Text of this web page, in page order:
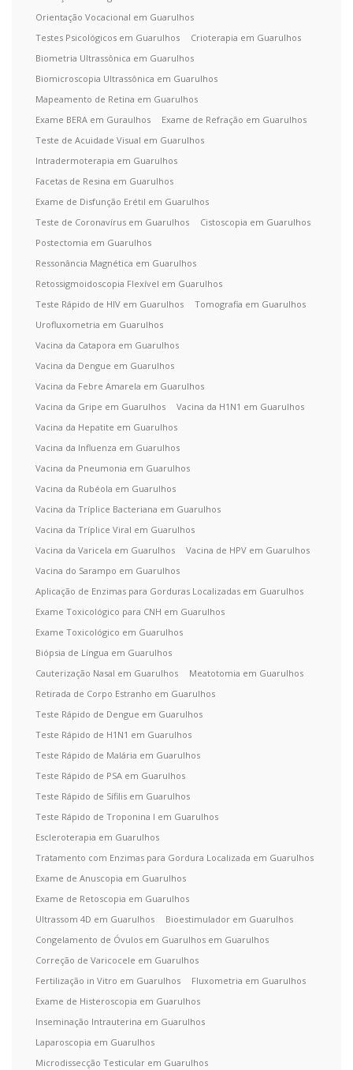
Orientação Vocacional em Guarulhos
Testes Psicológicos em Guarulhos
Crioterapia em Guarulhos
Biometria Ultrassônica em Guarulhos
Biomicroscopia Ultrassônica em Guarulhos
Mapeamento de Retina em Guarulhos
Exame BERA em Guraulhos
Exame de Refração em Guarulhos
Teste de Acuidade Visual em Guarulhos
Intradermoterapia em Guarulhos
Facetas de Resina em Guarulhos
Exame de Disfunção Erétil em Guarulhos
Teste de Coronavírus em Guarulhos
Cistoscopia em Guarulhos
Postectomia em Guarulhos
Ressonância Magnética em Guarulhos
Retossigmoidoscopia Flexível em Guarulhos
Teste Rápido de HIV em Guarulhos
Tomografia em Guarulhos
Urofluxometria em Guarulhos
Vacina da Catapora em Guarulhos
Vacina da Dengue em Guarulhos
Vacina da Febre Amarela em Guarulhos
Vacina da Gripe em Guarulhos
Vacina da H1N1 em Guarulhos
Vacina da Hepatite em Guarulhos
Vacina da Influenza em Guarulhos
Vacina da Pneumonia em Guarulhos
Vacina da Rubéola em Guarulhos
Vacina da Tríplice Bacteriana em Guarulhos
Vacina da Tríplice Viral em Guarulhos
Vacina da Varicela em Guarulhos
Vacina de HPV em Guarulhos
Vacina do Sarampo em Guarulhos
Aplicação de Enzimas para Gorduras Localizadas em Guarulhos
Exame Toxicológico para CNH em Guarulhos
Exame Toxicológico em Guarulhos
Biópsia de Língua em Guarulhos
Cauterização Nasal em Guarulhos
Meatotomia em Guarulhos
Retirada de Corpo Estranho em Guarulhos
Teste Rápido de Dengue em Guarulhos
Teste Rápido de H1N1 em Guarulhos
Teste Rápido de Malária em Guarulhos
Teste Rápido de PSA em Guarulhos
Teste Rápido de Sífilis em Guarulhos
Teste Rápido de Troponina I em Guarulhos
Escleroterapia em Guarulhos
Tratamento com Enzimas para Gordura Localizada em Guarulhos
Exame de Anuscopia em Guarulhos
Exame de Retoscopia em Guarulhos
Ultrassom 4D em Guarulhos
Bioestimulador em Guarulhos
Congelamento de Óvulos em Guarulhos em Guarulhos
Correção de Varicocele em Guarulhos
Fertilização in Vitro em Guarulhos
Fluxometria em Guarulhos
Exame de Histeroscopia em Guarulhos
Inseminação Intrauterina em Guarulhos
Laparoscopia em Guarulhos
Microdissecção Testicular em Guarulhos